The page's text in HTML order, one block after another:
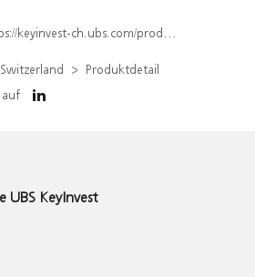
ch.ubs.com/produkt/detail/index/isin/CH1581620700
Produktdetail
auf
UBS KeyInvest